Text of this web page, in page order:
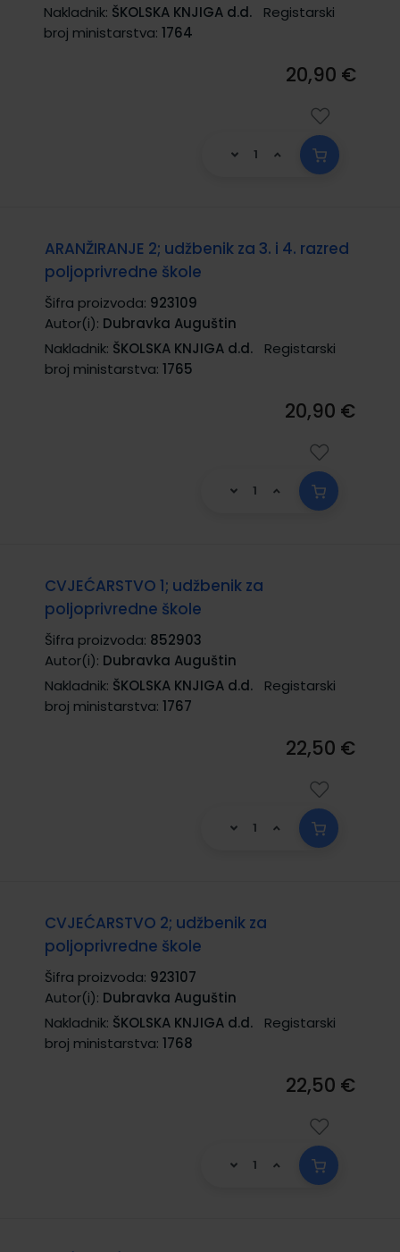
Nakladnik: ŠKOLSKA KNJIGA d.d.
Registarski
broj ministarstva: 1764
20,90 €
ARANŽIRANJE 2; udžbenik za 3. i 4. razred
poljoprivredne škole
Šifra proizvoda: 923109
Autor(i): Dubravka Auguštin
Nakladnik: ŠKOLSKA KNJIGA d.d.
Registarski
broj ministarstva: 1765
20,90 €
CVJEĆARSTVO 1; udžbenik za
poljoprivredne škole
Šifra proizvoda: 852903
Autor(i): Dubravka Auguštin
Nakladnik: ŠKOLSKA KNJIGA d.d.
Registarski
broj ministarstva: 1767
22,50 €
CVJEĆARSTVO 2; udžbenik za
poljoprivredne škole
Šifra proizvoda: 923107
Autor(i): Dubravka Auguštin
Nakladnik: ŠKOLSKA KNJIGA d.d.
Registarski
broj ministarstva: 1768
22,50 €